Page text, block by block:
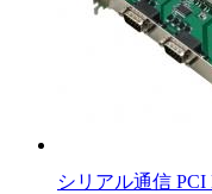
シリアル通信 PCI